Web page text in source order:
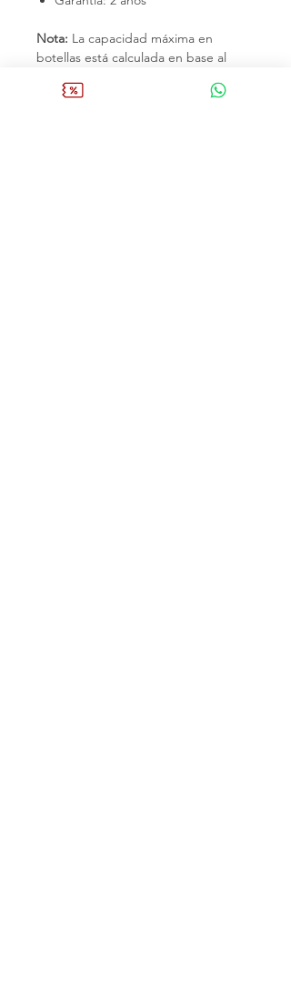
Nota: La capacidad máxima en
botellas está calculada en base al
clásica (76,2 mm Diámetro).